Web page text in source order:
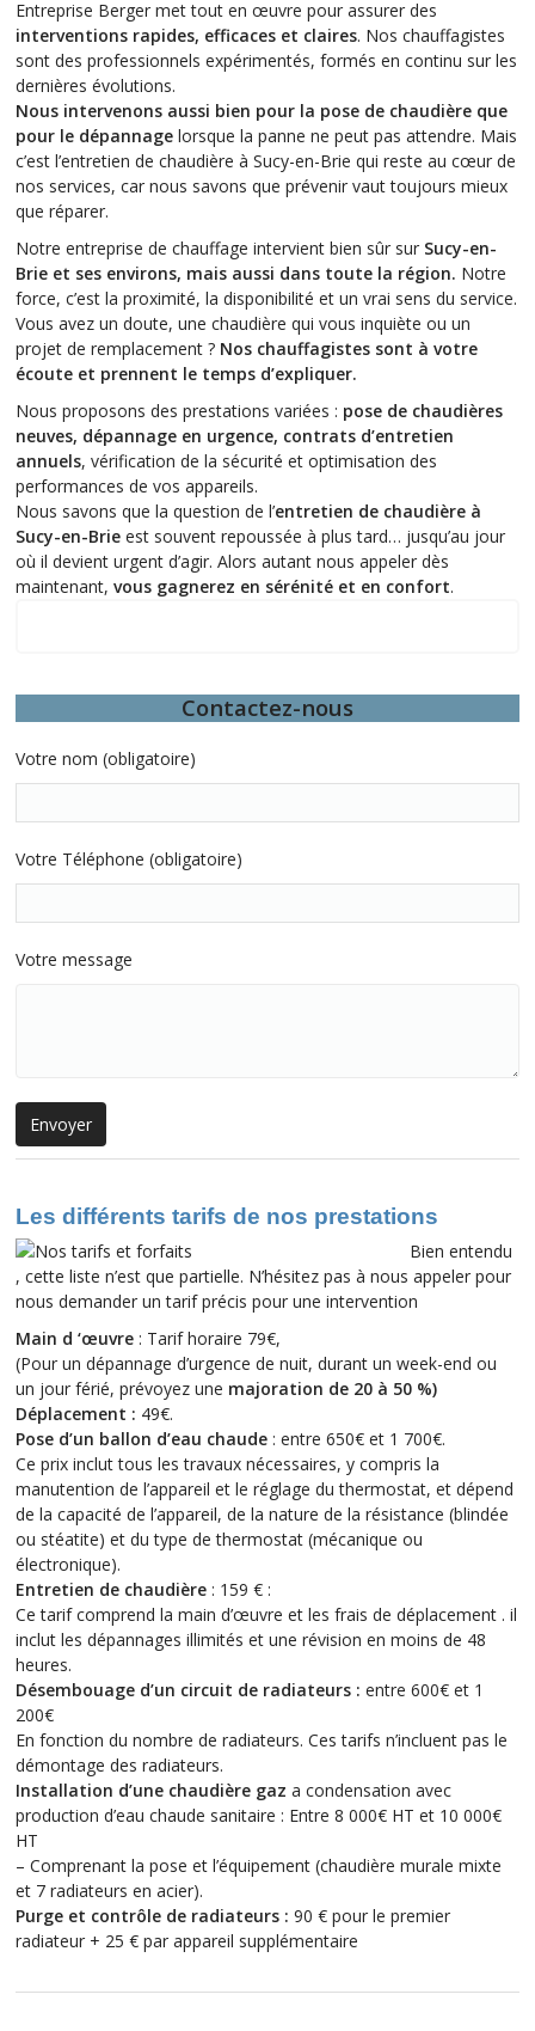
Entreprise Berger met tout en œuvre pour assurer des
interventions rapides, efficaces et claires. Nos chauffagistes
sont des professionnels expérimentés, formés en continu sur les
dernières évolutions.
Nous intervenons aussi bien pour la pose de chaudière que
pour le dépannage lorsque la panne ne peut pas attendre. Mais
c’est l’entretien de chaudière à Sucy-en-Brie qui reste au cœur de
nos services, car nous savons que prévenir vaut toujours mieux
que réparer.
Notre entreprise de chauffage intervient bien sûr sur Sucy-en-
Brie et ses environs, mais aussi dans toute la région. Notre
force, c’est la proximité, la disponibilité et un vrai sens du service.
Vous avez un doute, une chaudière qui vous inquiète ou un
projet de remplacement ? Nos chauffagistes sont à votre
écoute et prennent le temps d’expliquer.
Nous proposons des prestations variées : pose de chaudières
neuves, dépannage en urgence, contrats d’entretien
annuels, vérification de la sécurité et optimisation des
performances de vos appareils.
Nous savons que la question de l’entretien de chaudière à
Sucy-en-Brie est souvent repoussée à plus tard… jusqu’au jour
où il devient urgent d’agir. Alors autant nous appeler dès
maintenant, vous gagnerez en sérénité et en confort.
Contactez-nous
Votre nom (obligatoire)
Votre Téléphone (obligatoire)
Votre message
Les différents tarifs de nos prestations
Bien entendu
, cette liste n’est que partielle. N’hésitez pas à nous appeler pour
nous demander un tarif précis pour une intervention
Main d ‘œuvre : Tarif horaire 79€,
(Pour un dépannage d’urgence de nuit, durant un week-end ou
un jour férié, prévoyez une majoration de 20 à 50 %)
Déplacement : 49€.
Pose d’un ballon d’eau chaude : entre 650€ et 1 700€.
Ce prix inclut tous les travaux nécessaires, y compris la
manutention de l’appareil et le réglage du thermostat, et dépend
de la capacité de l’appareil, de la nature de la résistance (blindée
ou stéatite) et du type de thermostat (mécanique ou
électronique).
Entretien de chaudière : 159 € :
Ce tarif comprend la main d’œuvre et les frais de déplacement . il
inclut les dépannages illimités et une révision en moins de 48
heures.
Désembouage d’un circuit de radiateurs : entre 600€ et 1
200€
En fonction du nombre de radiateurs. Ces tarifs n’incluent pas le
démontage des radiateurs.
Installation d’une chaudière gaz a condensation avec
production d’eau chaude sanitaire : Entre 8 000€ HT et 10 000€
HT
– Comprenant la pose et l’équipement (chaudière murale mixte
et 7 radiateurs en acier).
Purge et contrôle de radiateurs : 90 € pour le premier
radiateur + 25 € par appareil supplémentaire